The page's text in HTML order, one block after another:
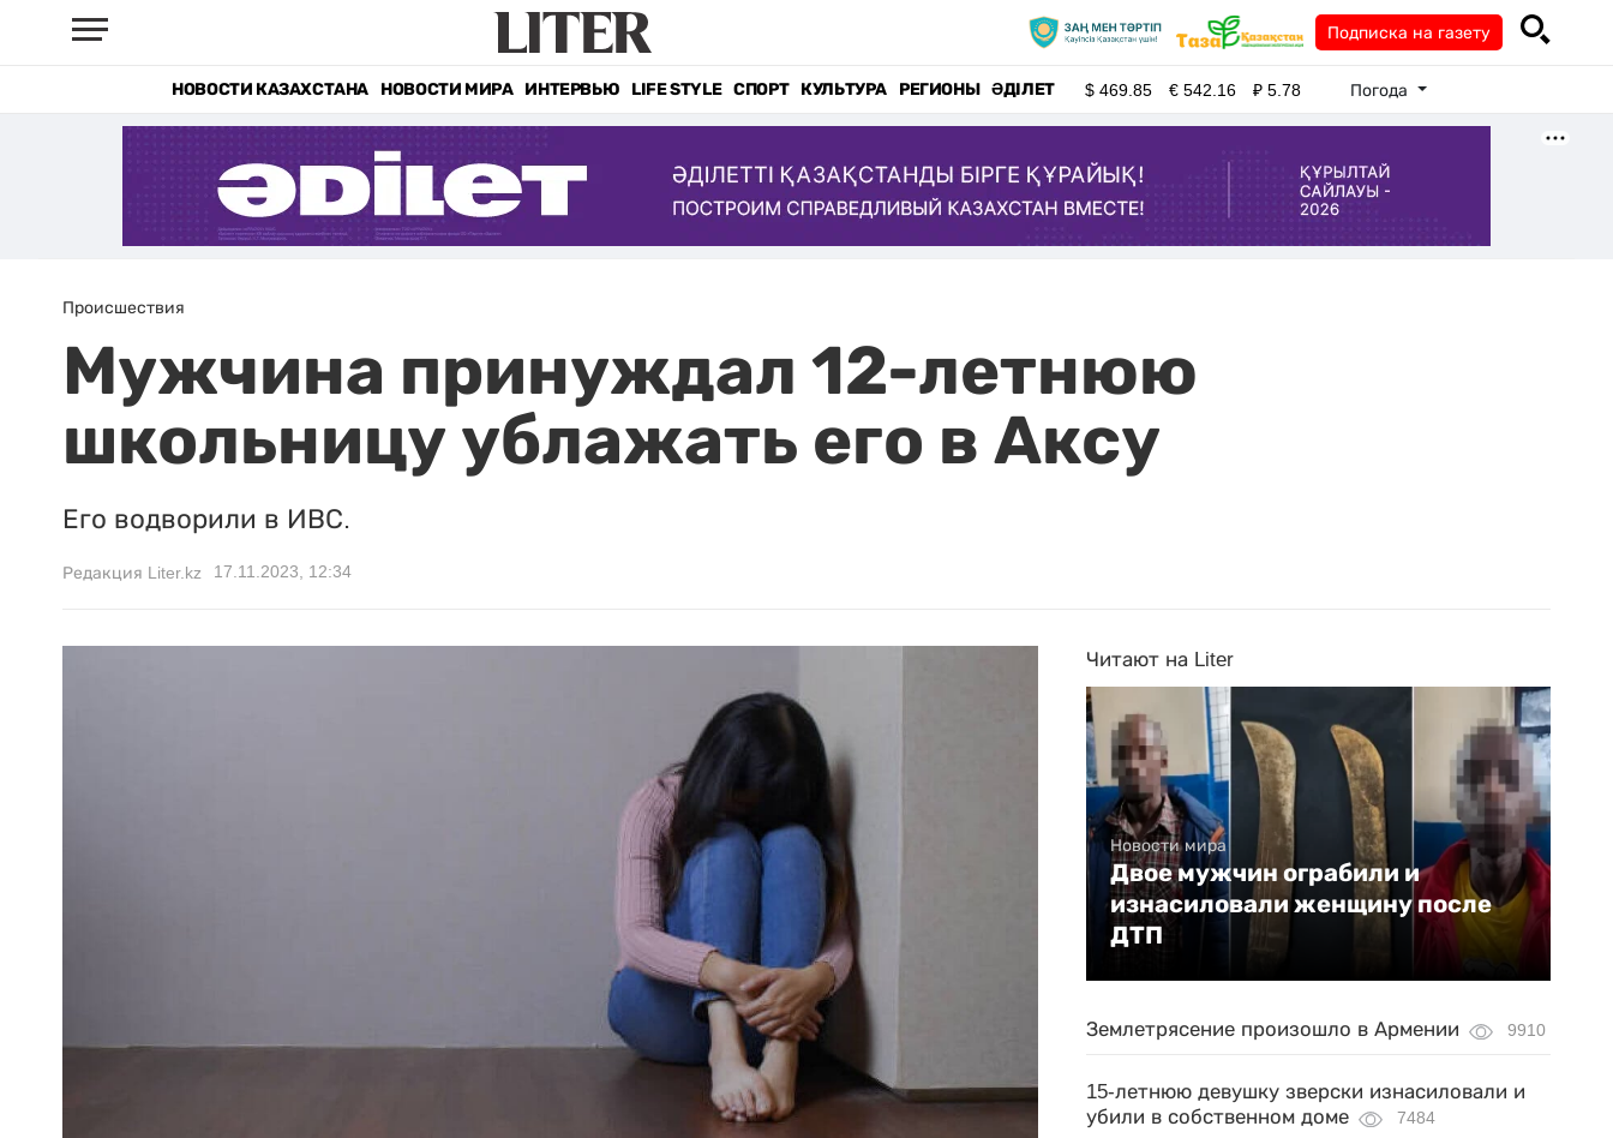
Подписка на газету
НОВОСТИ КАЗАХСТАНА НОВОСТИ МИРА ИНТЕРВЬЮ LIFE STYLE СПОРТ КУЛЬТУРА РЕГИОНЫ ӘДІЛЕТ $469.85 €542.16 ₽5.78 Погода
Происшествия
Мужчина принуждал 12-летнюю
школьницу ублажать его в Аксу
Его водворили в ИВС.
Редакция Liter.kz 17.11.2023, 12:34
Читают на Liter
Новости мира
Двое мужчин ограбили и
изнасиловали женщину после
ДТП
Землетрясение произошло в Армении 9910
15-летнюю девушку зверски изнасиловали и
убили в собственном доме
7484